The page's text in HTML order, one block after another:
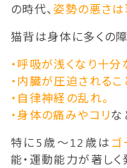
の時代、 姿勢の悪さ
猫背は身体に多くの
・呼吸が浅くなり十
・内臓が圧迫されるこ
・自律神経の乱れ。
・身体の痛みやコリな
特に5歳～12歳は ゴ
能・運動能力が著し